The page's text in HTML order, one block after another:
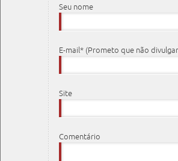
Seu nome
E-mail* (Prometo que não
Site
Comentário